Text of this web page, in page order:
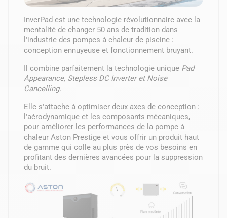
InverPad est une technologie révolutionnaire avec la
mentalité de changer 50 ans de tradition dans
l'industrie des pompes à chaleur de piscine :
conception ennuyeuse et fonctionnement bruyant.
Il combine parfaitement la technologie unique Pad
Appearance, Stepless DC Inverter et Noise
Cancelling.
Elle s'attache à optimiser deux axes de conception :
l'aérodynamique et les composants mécaniques,
pour améliorer les performances de la pompe à
chaleur Aston Prestige et vous offrir un produit haut
de gamme qui colle au plus près de vos besoins en
profitant des dernières avancées pour la suppression
du bruit.